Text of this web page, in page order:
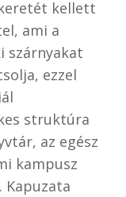
kellett
ami a
szárnyakat
ezzel
struktúra
az egész
kampusz
Kapuzata